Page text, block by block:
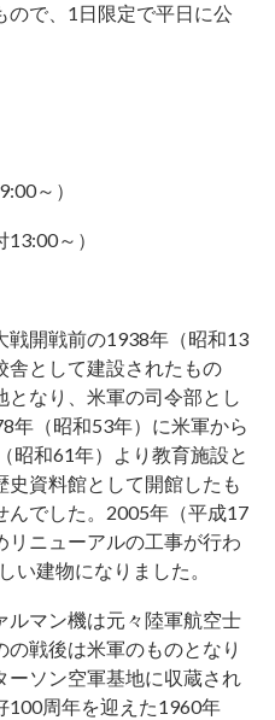
ので、1日限定で平日に公
～）
～）
戦開戦前の1938年（昭和13
舎として建設されたもの
なり、米軍の司令部とし
年（昭和53年）に米軍から
昭和61年）より教育施設と
史資料館として開館したも
んでした。2005年（平成17
ニューアルの工事が行わ
い建物になりました。
ルマン機は元々陸軍航空士
戦後は米軍のものとなり
ーソン空軍基地に収蔵され
100周年を迎えた1960年